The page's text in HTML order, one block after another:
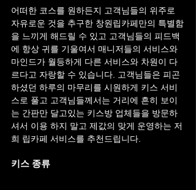
어떠한 코스를 원하든지 고객님들의 위주로
자유로운 것을 추구한 창원립카페만의 특별함
을 느끼게 해드릴 수 있고 고객님들의 피드백
에 항상 귀를 기울여서 매니저들의 서비스와
마인드가 월등하게 다른 서비스와 차원이 다
르다고 자랑할 수 있습니다. 고객님들은 피곤
하셨던 하루의 마무리를 시원하게 키스 서비
스로 풀고 고객님들께서는 거리에 흔히 보이
는 간판만 달고있는 키스방 업체들을 방문하
셔서 이용 하지 말고 제값의 맞게 운영하는 저
희 립카페 서비스를 추천드립니다.
키스 종류